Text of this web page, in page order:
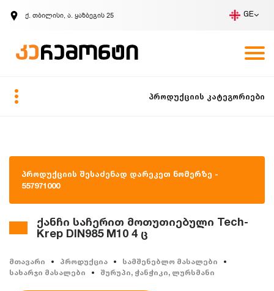
ქ. თბილისი, ა. ყაზბეგის 25 GE
ზარის მოთხოვნა
პროდუქციის კატეგორიები
პროდუქციის შესაძენად დარეკეთ ნომერზე -
557971000
ქანჩი საჩერით მოთუთიებული Tech-
Krep DIN985 M10 4 ც
მთავარი პროდუქცია
სამშენებლო მასალები
სახარჯი მასალები
შურუპი, ჭანჭიკი, ლურსმანი